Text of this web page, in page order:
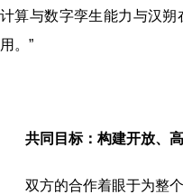
计算与数字孪生能力与汉
用。”
共同目标：构建开放、
双方的合作着眼于为整